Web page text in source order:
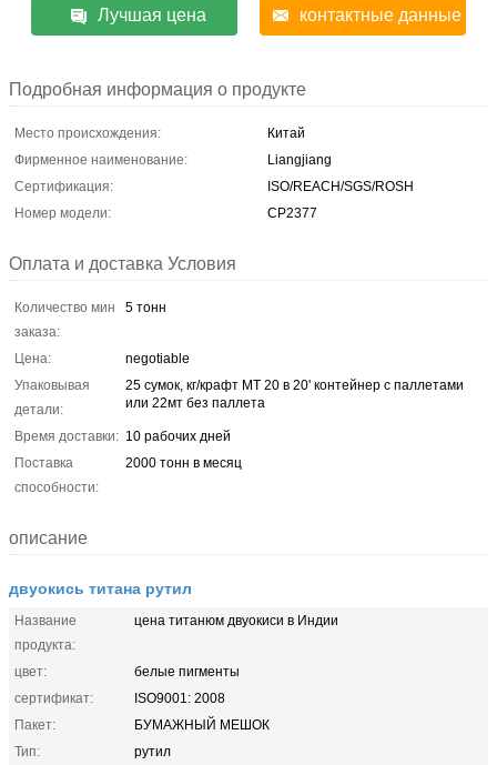
Лучшая цена контактные данные
Подробная информация о продукте
Место происхождения:
Китай
Фирменное наименование:
Liangjiang
Сертификация:
ISO/REACH/SGS/ROSH
Номер модели:
СР2377
Оплата и доставка Условия
Количество мин
заказа:
5 тонн
Цена:
negotiable
Упаковывая
детали:
25 сумок, кг/крафт МТ 20 в 20' контейнер с паллетами
или 22мт без паллета
Время доставки: 10 рабочих дней
Поставка
способности:
2000 тонн в месяц
описание
двуокись титана рутил
Название
продукта:
цена титанюм двуокиси в Индии
цвет:
белые пигменты
сертификат:
ISO9001: 2008
Пакет:
БУМАЖНЫЙ МЕШОК
Тип:
рутил